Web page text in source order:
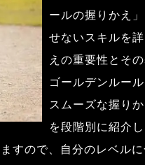
ールの握りかえ
せないスキルを
えの重要性とそ
ゴールデンルー
スムーズな握り
を段階別に紹介
すので、自分のレベル